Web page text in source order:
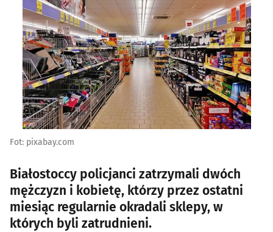
Fot: pixabay.com
Białostoccy policjanci zatrzymali dwóch
mężczyzn i kobietę, którzy przez ostatni
miesiąc regularnie okradali sklepy, w
których byli zatrudnieni.